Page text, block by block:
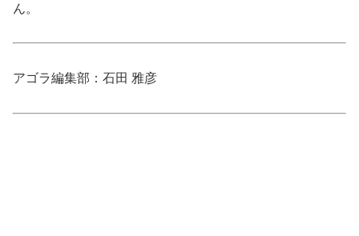
ん。
アゴラ編集部：石田 雅彦